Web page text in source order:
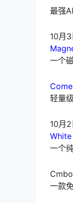
最强
10月3
一个
轻量
10月2
一个
一款